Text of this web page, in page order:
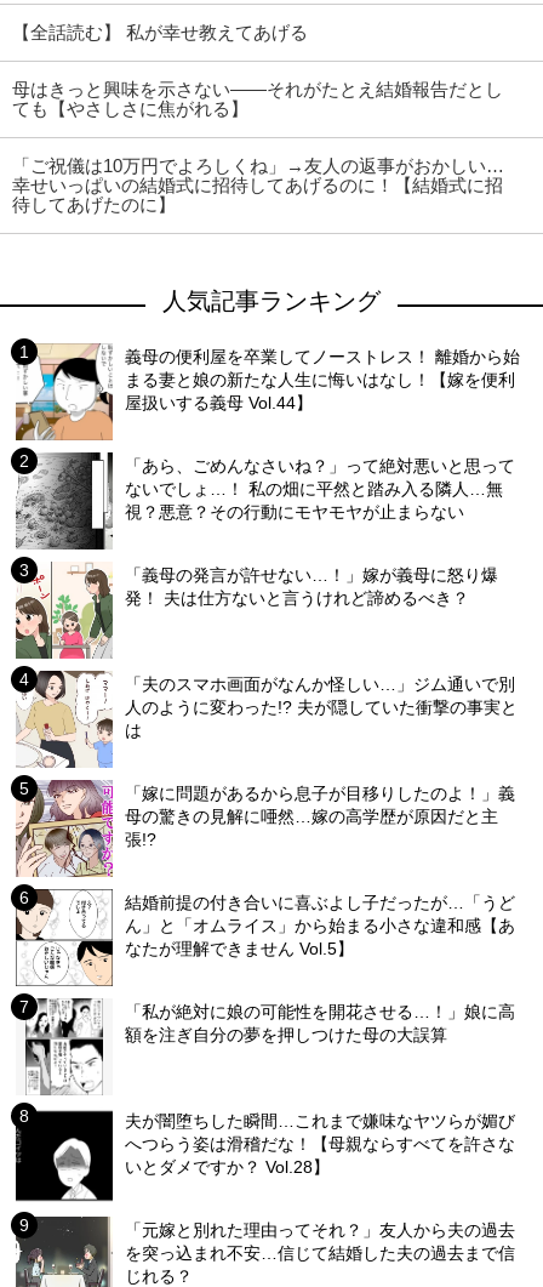
【全話読む】 私が幸せ教えてあげる
母はきっと興味を示さない――それがたとえ結婚報告だとし
ても【やさしさに焦がれる】
「ご祝儀は10万円でよろしくね」→友人の返事がおかしい…
幸せいっぱいの結婚式に招待してあげるのに！【結婚式に招
待してあげたのに】
人気記事ランキング
義母の便利屋を卒業してノーストレス！ 離婚から始
まる妻と娘の新たな人生に悔いはなし！【嫁を便利
屋扱いする義母 Vol.44】
「あら、ごめんなさいね？」って絶対悪いと思って
ないでしょ…！ 私の畑に平然と踏み入る隣人…無
視？悪意？その行動にモヤモヤが止まらない
「義母の発言が許せない…！」嫁が義母に怒り爆
発！ 夫は仕方ないと言うけれど諦めるべき？
「夫のスマホ画面がなんか怪しい…」ジム通いで別
人のように変わった!? 夫が隠していた衝撃の事実と
は
「嫁に問題があるから息子が目移りしたのよ！」義
母の驚きの見解に唖然…嫁の高学歴が原因だと主
張!?
結婚前提の付き合いに喜ぶよし子だったが…「うど
ん」と「オムライス」から始まる小さな違和感【あ
なたが理解できません Vol.5】
「私が絶対に娘の可能性を開花させる…！」娘に高
額を注ぎ自分の夢を押しつけた母の大誤算
夫が闇堕ちした瞬間…これまで嫌味なヤツらが媚び
へつらう姿は滑稽だな！【母親ならすべてを許さな
いとダメですか？ Vol.28】
「元嫁と別れた理由ってそれ？」友人から夫の過去
を突っ込まれ不安…信じて結婚した夫の過去まで信
じれる？